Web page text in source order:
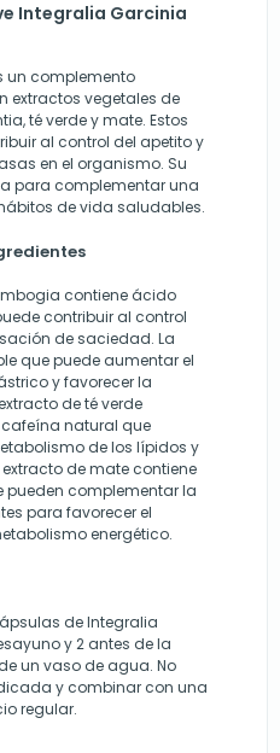
Integralia Garcinia
un complemento
extractos vegetales de
té verde y mate. Estos
al control del apetito y
en el organismo. Su
para complementar una
de vida saludables.
contiene ácido
contribuir al control
de saciedad. La
que puede aumentar el
y favorecer la
de té verde
natural que
de los lípidos y
extracto de mate contiene
pueden complementar la
para favorecer el
energético.
de Integralia
y 2 antes de la
un vaso de agua. No
y combinar con una
regular.